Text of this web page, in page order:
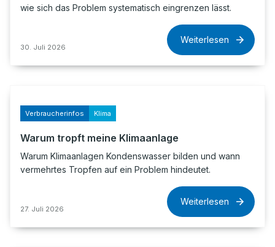
wie sich das Problem systematisch eingrenzen lässt.
30. Juli 2026
Weiterlesen
Verbraucherinfos Klima
Warum tropft meine Klimaanlage
Warum Klimaanlagen Kondenswasser bilden und wann
vermehrtes Tropfen auf ein Problem hindeutet.
27. Juli 2026
Weiterlesen